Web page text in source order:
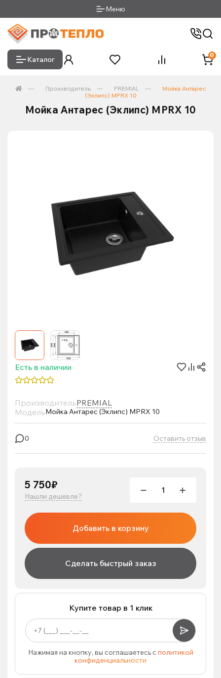
Меню
Каталог
0
Производитель PREMIAL
Мойка Антарес
(Эклипс) MPRX 10
Мойка Антарес (Эклипс) MPRX 10
Есть в наличии
ПроизводительPREMIAL
МодельМойка Антарес (Эклипс) MPRX 10
0 Оставить отзыв
5 750₽
Нашли дешевле?
Добавить в корзину
Сделать быстрый заказ
Купите товар в 1 клик
Нажимая на кнопку, вы соглашаетесь с политикой
конфиденциальности